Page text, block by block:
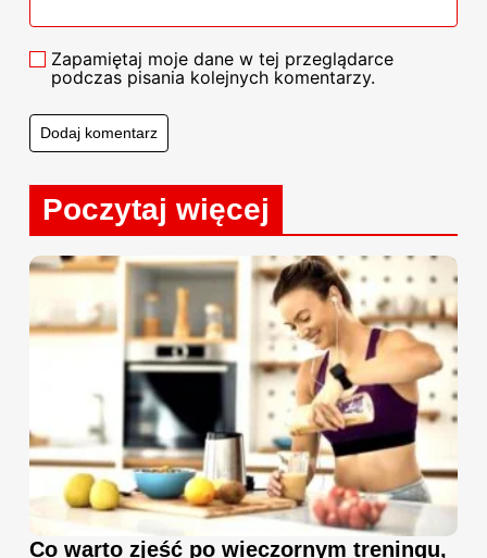
Zapamiętaj moje dane w tej przeglądarce
podczas pisania kolejnych komentarzy.
Poczytaj więcej
Co warto zjeść po wieczornym treningu,